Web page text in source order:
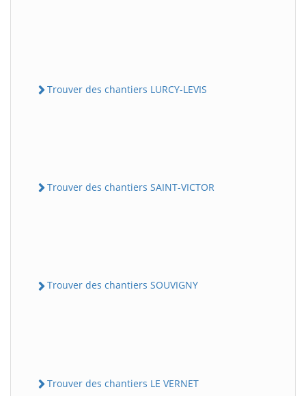
Trouver des chantiers LURCY-LEVIS
Trouver des chantiers SAINT-VICTOR
Trouver des chantiers SOUVIGNY
Trouver des chantiers LE VERNET